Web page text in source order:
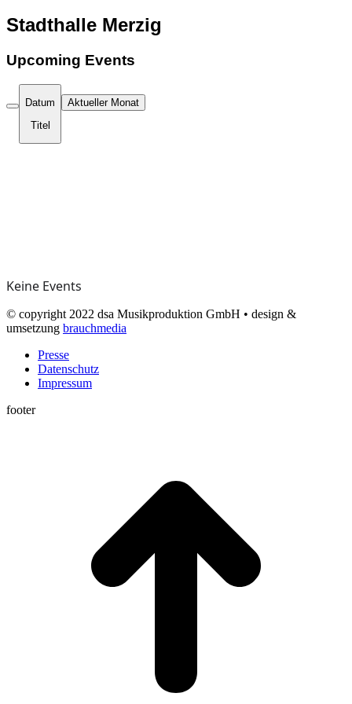
Stadthalle Merzig
Upcoming Events
Datum
Titel
Aktueller Monat
Keine Events
© copyright 2022 dsa Musikproduktion GmbH • design &
umsetzung brauchmedia
Presse
Datenschutz
Impressum
footer